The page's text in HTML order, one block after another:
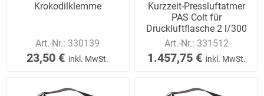
Krokodilklemme
Art.-Nr.: 330139
23,50 € inkl. MwSt.
Kurzzeit-Pressluftatmer
PAS Colt für
Druckluftflasche 2 l/300
bar
Art.-Nr.: 331512
1.457,75 € inkl. MwSt.